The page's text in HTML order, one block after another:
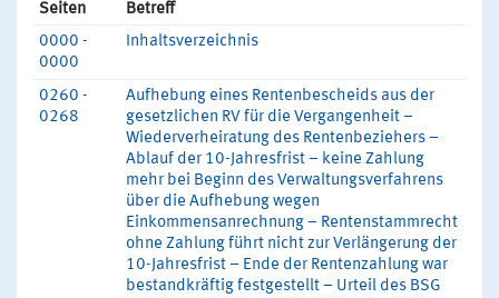
Seiten
Betreff
0000 -
0000
Inhaltsverzeichnis
0260 -
0268
Aufhebung eines Rentenbescheids aus der
gesetzlichen RV für die Vergangenheit –
Wiederverheiratung des Rentenbeziehers –
Ablauf der 10-Jahresfrist – keine Zahlung
mehr bei Beginn des Verwaltungsverfahrens
über die Aufhebung wegen
Einkommensanrechnung – Rentenstammrecht
ohne Zahlung führt nicht zur Verlängerung der
10-Jahresfrist – Ende der Rentenzahlung war
bestandkräftig festgestellt – Urteil des BSG